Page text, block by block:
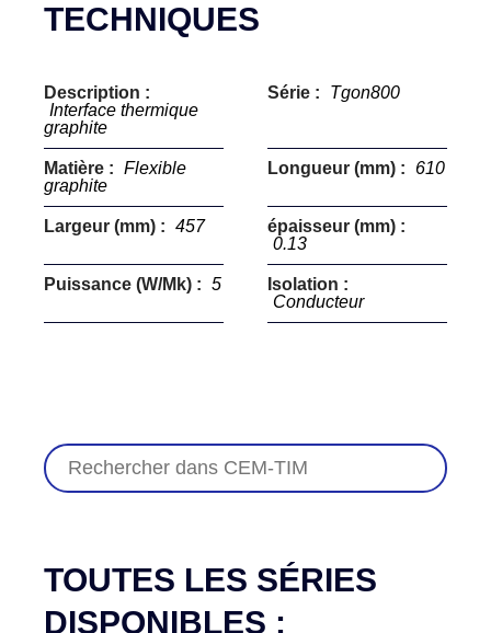
TECHNIQUES
Description :
Interface thermique
graphite
Série : Tgon800
Matière : Flexible
graphite
Longueur (mm) : 610
Largeur (mm) : 457
épaisseur (mm) :
0.13
Puissance (W/Mk) : 5
Isolation :
Conducteur
TOUTES LES SÉRIES
DISPONIBLES :